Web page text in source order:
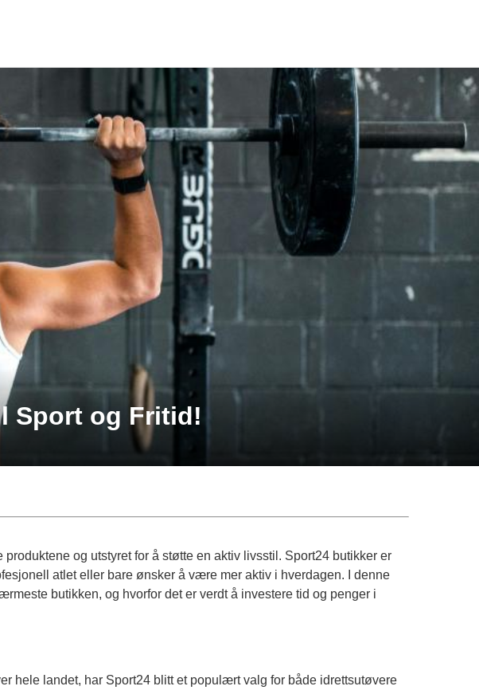
Sport og Fritid!
og utstyret for å støtte en aktiv livsstil. Sport24 butikker er
atlet eller bare ønsker å være mer aktiv i hverdagen. I denne
butikken, og hvorfor det er verdt å investere tid og penger i
hele landet, har Sport24 blitt et populært valg for både idrettsutøvere